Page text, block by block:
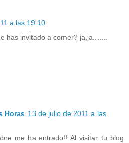
a las 19:10
has invitado a comer? ja,ja.......
Horas 13 de julio de 2011 a las
me ha entrado!! Al visitar tu blog